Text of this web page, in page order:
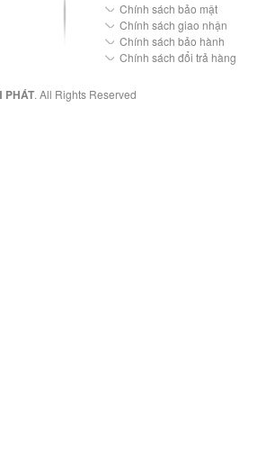
Chính sách bảo mật
Chính sách giao nhận
Chính sách bảo hành
Chính sách đổi trả hàng
PHÁT. All Rights Reserved